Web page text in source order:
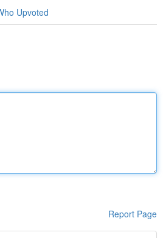
Upvoted
Report Page